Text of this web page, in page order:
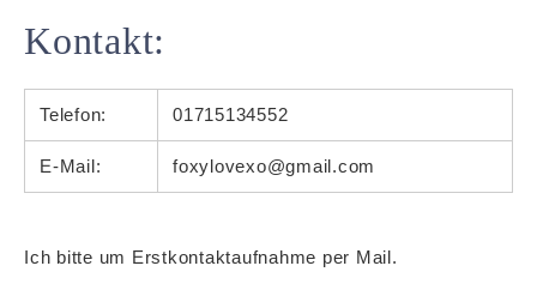
Kontakt:
Telefon: 01715134552
E-Mail: foxylovexo@gmail.com
Ich bitte um Erstkontaktaufnahme per Mail.